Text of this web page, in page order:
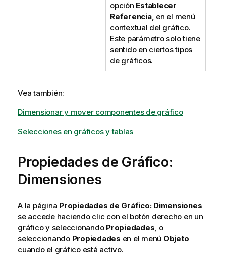
opción Establecer
Referencia, en el menú
contextual del gráfico.
Este parámetro solo tiene
sentido en ciertos tipos
de gráficos.
Vea también:
Dimensionar y mover componentes de gráfico
Selecciones en gráficos y tablas
Propiedades de Gráfico:
Dimensiones
A la página Propiedades de Gráfico: Dimensiones
se accede haciendo clic con el botón derecho en un
gráfico y seleccionando Propiedades , o
seleccionando Propiedades en el menú Objeto
cuando el gráfico está activo.